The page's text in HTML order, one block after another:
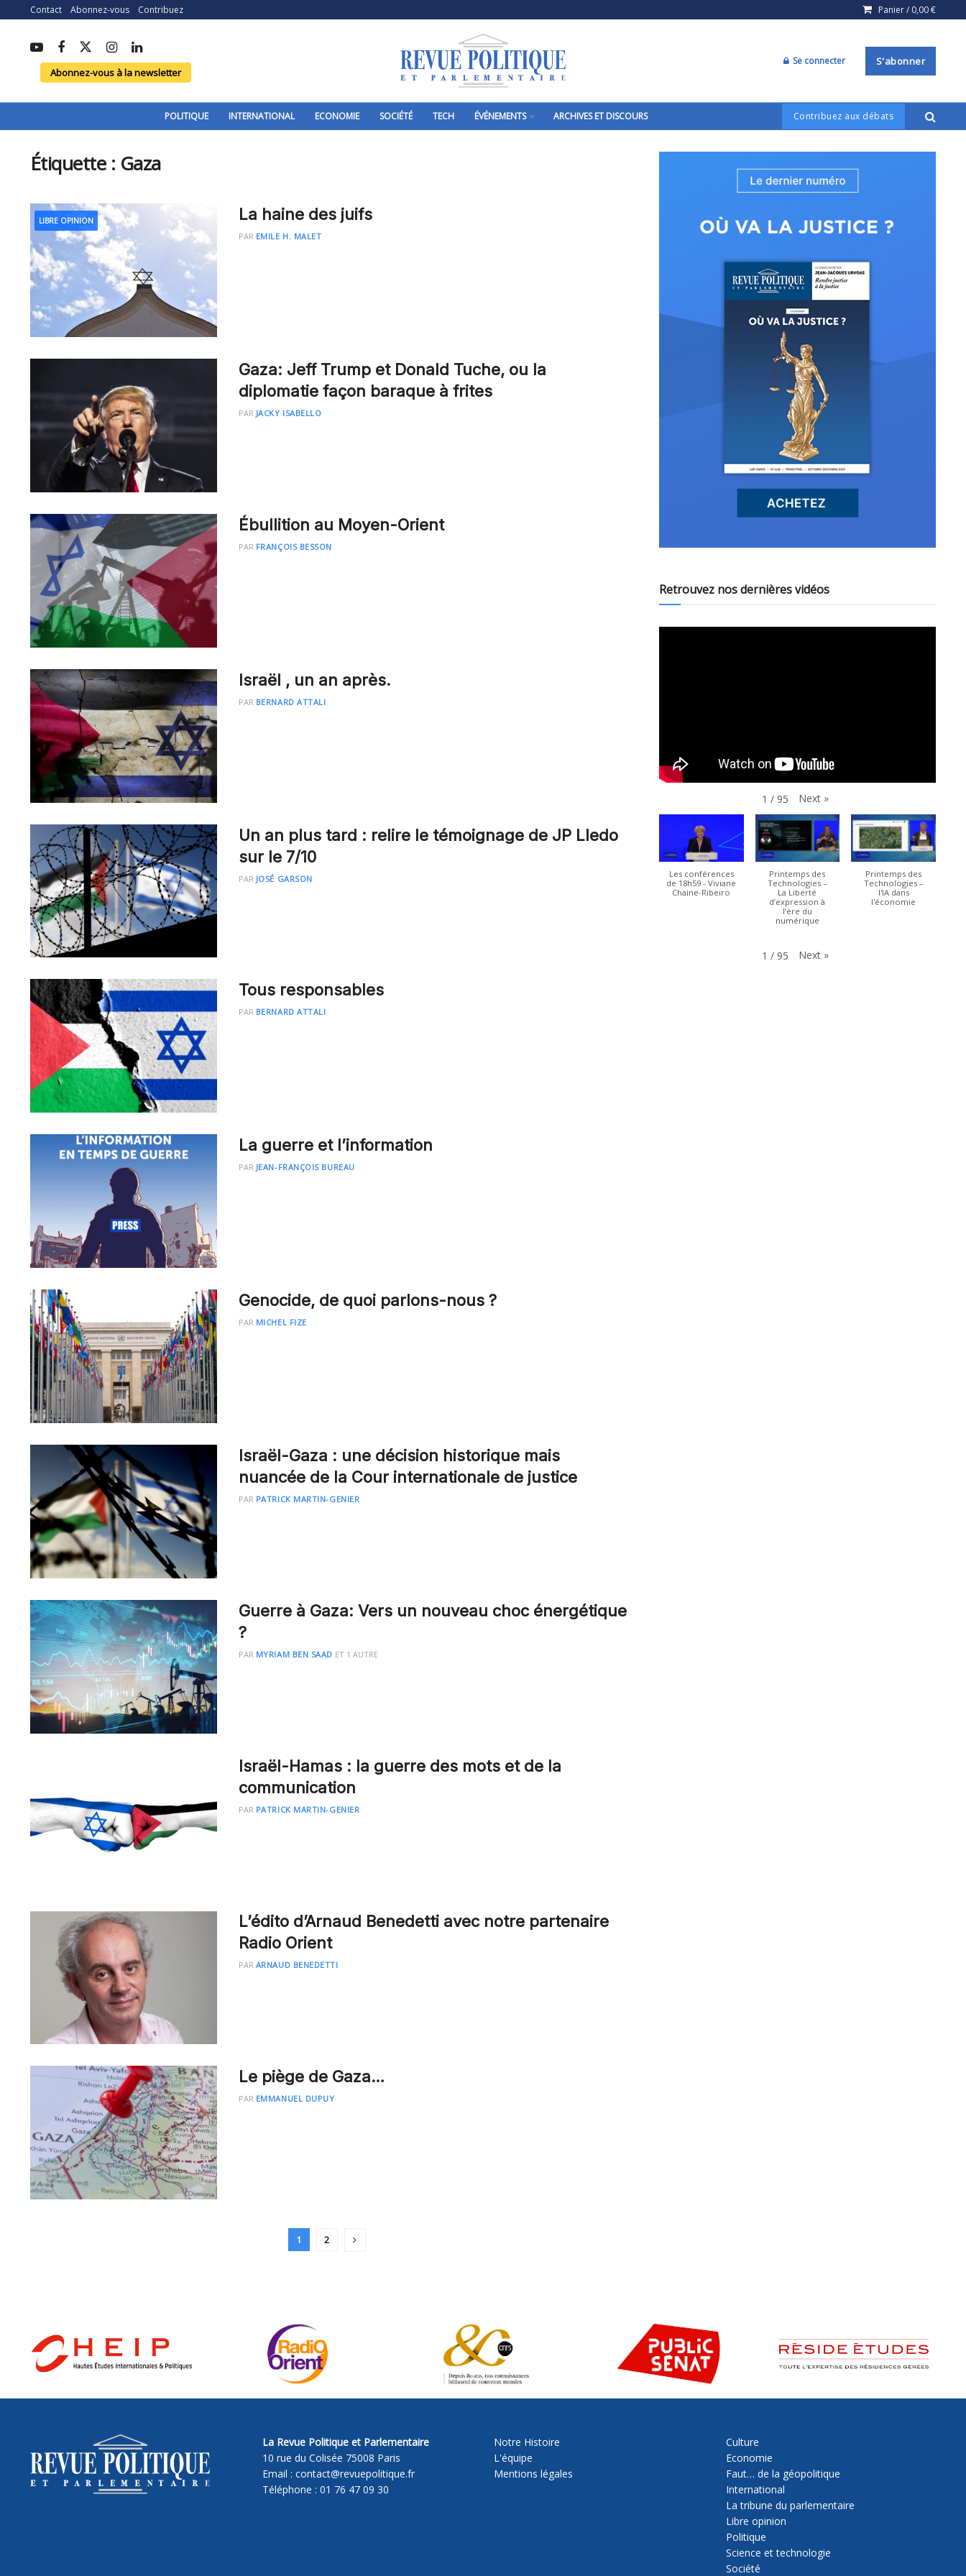
Contact Abonnez-vous Contribuez Panier / 0,00€
Abonnez-vous à la newsletter
Se connecter S'abonner
POLITIQUE INTERNATIONAL ECONOMIE SOCIÉTÉ TECH ÉVÉNEMENTS ARCHIVES ET DISCOURS Contribuez aux débats
Étiquette : Gaza
LIBRE OPINION La haine des juifs
PAR EMILE H. MALET
Gaza: Jeff Trump et Donald Tuche, ou la
diplomatie façon baraque à frites
PAR JACKY ISABELLO
Ébullition au Moyen-Orient
PAR FRANÇOIS BESSON
Israël , un an après.
PAR BERNARD ATTALI
Un an plus tard : relire le témoignage de JP Lledo
sur le 7/10
PAR JOSÉ GARSON
Tous responsables
PAR BERNARD ATTALI
La guerre et l’information
PAR JEAN-FRANÇOIS BUREAU
Genocide, de quoi parlons-nous ?
PAR MICHEL FIZE
Israël-Gaza : une décision historique mais
nuancée de la Cour internationale de justice
PAR PATRICK MARTIN-GENIER
Guerre à Gaza: Vers un nouveau choc énergétique
?
PAR MYRIAM BEN SAAD ET 1 AUTRE
Israël-Hamas : la guerre des mots et de la
communication
PAR PATRICK MARTIN-GENIER
L’édito d’Arnaud Benedetti avec notre partenaire
Radio Orient
PAR ARNAUD BENEDETTI
Le piège de Gaza…
PAR EMMANUEL DUPUY
1 2
Retrouvez nos dernières vidéos
1 / 95 Next »
Les conférences
de 18h59 - Viviane
Chaine-Ribeiro
Printemps des
Technologies –
La Liberté
d’expression à
l’ère du
numérique
Printemps des
Technologies –
l'IA dans
l'économie
1 / 95 Next »
La Revue Politique et Parlementaire
10 rue du Colisée 75008 Paris
Email : contact@revuepolitique.fr
Téléphone : 01 76 47 09 30
Notre Histoire
L'équipe
Mentions légales
Culture
Economie
Faut… de la géopolitique
International
La tribune du parlementaire
Libre opinion
Politique
Science et technologie
Société